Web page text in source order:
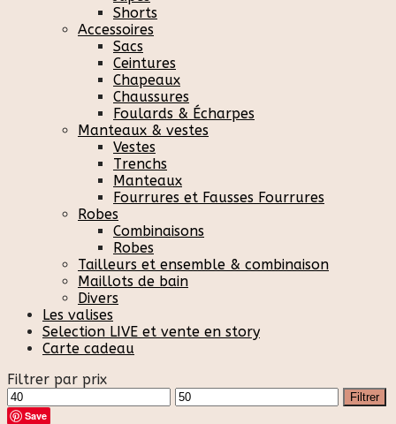
Shorts
Accessoires
Sacs
Ceintures
Chapeaux
Chaussures
Foulards & Écharpes
Manteaux & vestes
Vestes
Trenchs
Manteaux
Fourrures et Fausses Fourrures
Robes
Combinaisons
Robes
Tailleurs et ensemble & combinaison
Maillots de bain
Divers
Les valises
Selection LIVE et vente en story
Carte cadeau
Filtrer par prix
Prix
min
Prix
max
Filtrer
Save